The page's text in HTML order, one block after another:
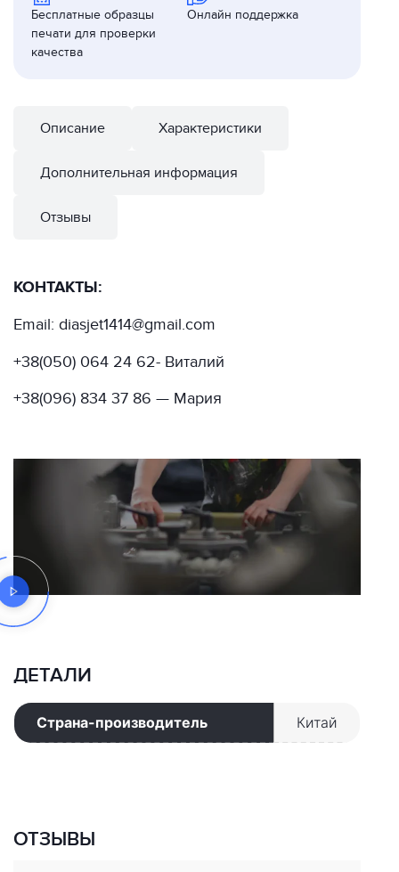
Бесплатные образцы
печати для проверки
качества
Онлайн поддержка
Описание Характеристики
Дополнительная информация
Отзывы
КОНТАКТЫ:
Email: diasjet1414@gmail.com
+38(050) 064 24 62- Виталий
+38(096) 834 37 86 — Мария
ДЕТАЛИ
Страна-производитель Китай
ОТЗЫВЫ